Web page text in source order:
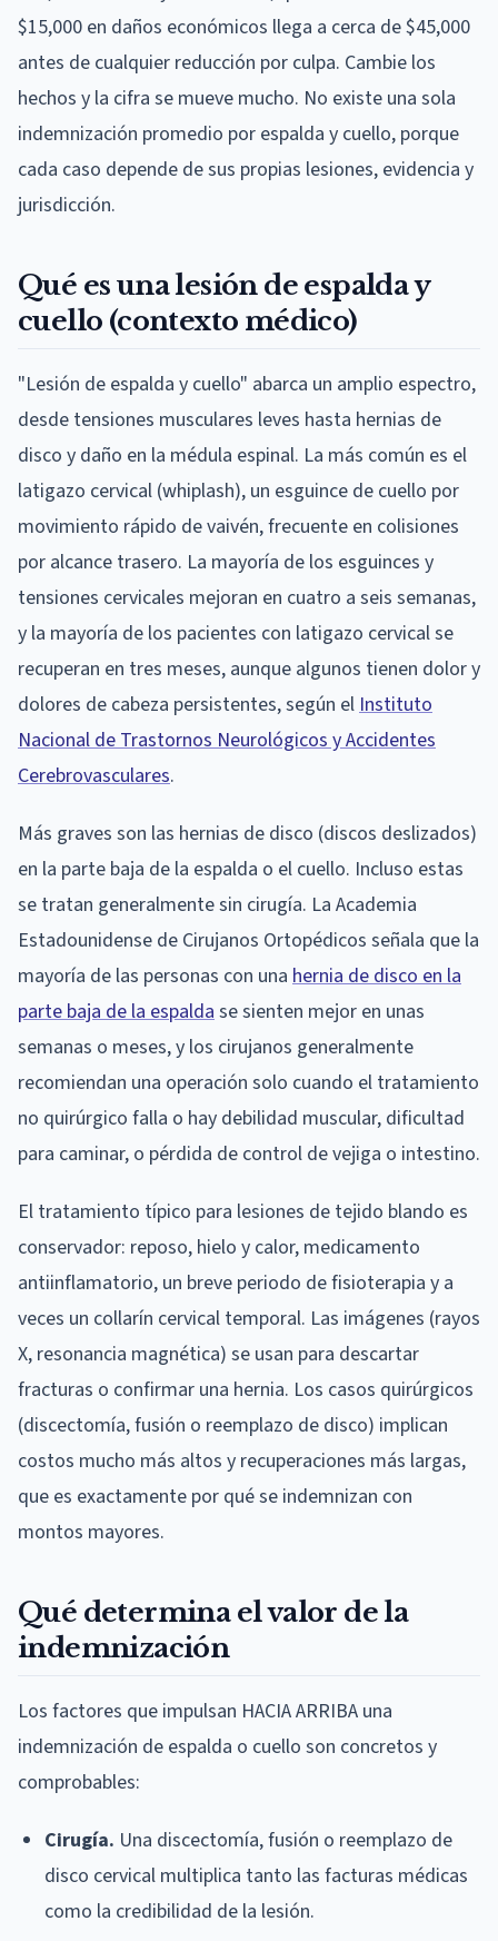
$15,000 en daños económicos llega a cerca de $45,000
antes de cualquier reducción por culpa. Cambie los
hechos y la cifra se mueve mucho. No existe una sola
indemnización promedio por espalda y cuello, porque
cada caso depende de sus propias lesiones, evidencia y
jurisdicción.
Qué es una lesión de espalda y
cuello (contexto médico)
"Lesión de espalda y cuello" abarca un amplio espectro,
desde tensiones musculares leves hasta hernias de
disco y daño en la médula espinal. La más común es el
latigazo cervical (whiplash), un esguince de cuello por
movimiento rápido de vaivén, frecuente en colisiones
por alcance trasero. La mayoría de los esguinces y
tensiones cervicales mejoran en cuatro a seis semanas,
y la mayoría de los pacientes con latigazo cervical se
recuperan en tres meses, aunque algunos tienen dolor y
dolores de cabeza persistentes, según elInstituto
Nacional de Trastornos Neurológicos y Accidentes
Cerebrovasculares.
Más graves son las hernias de disco (discos deslizados)
en la parte baja de la espalda o el cuello. Incluso estas
se tratan generalmente sin cirugía. La Academia
Estadounidense de Cirujanos Ortopédicos señala que la
mayoría de las personas con una hernia de disco en la
parte baja de la espaldase sienten mejor en unas
semanas o meses, y los cirujanos generalmente
recomiendan una operación solo cuando el tratamiento
no quirúrgico falla o hay debilidad muscular, dificultad
para caminar, o pérdida de control de vejiga o intestino.
El tratamiento típico para lesiones de tejido blando es
conservador: reposo, hielo y calor, medicamento
antiinflamatorio, un breve periodo de fisioterapia y a
veces un collarín cervical temporal. Las imágenes (rayos
X, resonancia magnética) se usan para descartar
fracturas o confirmar una hernia. Los casos quirúrgicos
(discectomía, fusión o reemplazo de disco) implican
costos mucho más altos y recuperaciones más largas,
que es exactamente por qué se indemnizan con
montos mayores.
Qué determina el valor de la
indemnización
Los factores que impulsan HACIA ARRIBA una
indemnización de espalda o cuello son concretos y
comprobables:
Cirugía. Una discectomía, fusión o reemplazo de
disco cervical multiplica tanto las facturas médicas
como la credibilidad de la lesión.